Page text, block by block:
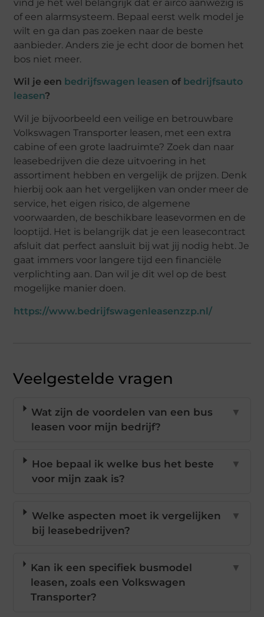
vind je het wel belangrijk dat er airco aanwezig is
of een alarmsysteem. Bepaal eerst welk model je
wilt en ga dan pas zoeken naar de beste
aanbieder. Anders zie je echt door de bomen het
bos niet meer.
Wil je een bedrijfswagen leasen of bedrijfsauto
leasen?
Wil je bijvoorbeeld een veilige en betrouwbare
Volkswagen Transporter leasen, met een extra
cabine of een grote laadruimte? Zoek dan naar
leasebedrijven die deze uitvoering in het
assortiment hebben en vergelijk de prijzen. Denk
hierbij ook aan het vergelijken van onder meer de
service, het eigen risico, de algemene
voorwaarden, de beschikbare leasevormen en de
looptijd. Het is belangrijk dat je een leasecontract
afsluit dat perfect aansluit bij wat jij nodig hebt. Je
gaat immers voor langere tijd een financiële
verplichting aan. Dan wil je dit wel op de best
mogelijke manier doen.
https://www.bedrijfswagenleasenzzp.nl/
Veelgestelde vragen
Wat zijn de voordelen van een bus
leasen voor mijn bedrijf?
▼
Hoe bepaal ik welke bus het beste
voor mijn zaak is?
▼
Welke aspecten moet ik vergelijken
bij leasebedrijven?
▼
Kan ik een specifiek busmodel
leasen, zoals een Volkswagen
Transporter?
▼